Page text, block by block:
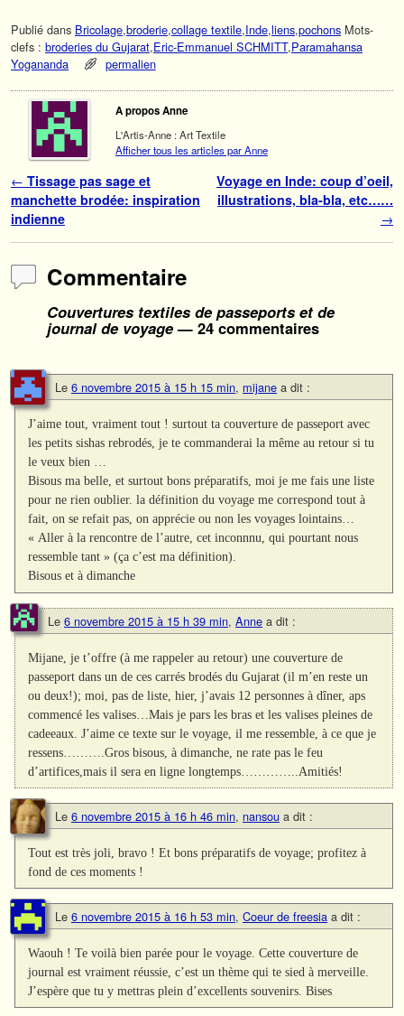
Publié dans Bricolage,broderie,collage textile,Inde,liens,pochons Mots-
clefs : broderies du Gujarat,Eric-Emmanuel SCHMITT,Paramahansa
Yogananda
permalien
A propos Anne
L'Artis-Anne : Art Textile
Afficher tous les articles par Anne
Navigation des articles
← Tissage pas sage et
manchette brodée: inspiration
indienne
Voyage en Inde: coup d’oeil,
illustrations, bla-bla, etc……
→
Commentaire
Couvertures textiles de passeports et de
journal de voyage— 24 commentaires
Le 6 novembre 2015 à 15 h 15 min, mijane a dit :
J’aime tout, vraiment tout ! surtout ta couverture de passeport avec
les petits sishas rebrodés, je te commanderai la même au retour si tu
le veux bien …
Bisous ma belle, et surtout bons préparatifs, moi je me fais une liste
pour ne rien oublier. la définition du voyage me correspond tout à
fait, on se refait pas, on apprécie ou non les voyages lointains…
« Aller à la rencontre de l’autre, cet inconnnu, qui pourtant nous
ressemble tant » (ça c’est ma définition).
Bisous et à dimanche
Le 6 novembre 2015 à 15 h 39 min, Anne a dit :
Mijane, je t’offre (à me rappeler au retour) une couverture de
passeport dans un de ces carrés brodés du Gujarat (il m’en reste un
ou deux!); moi, pas de liste, hier, j’avais 12 personnes à dîner, aps
commencé les valises…Mais je pars les bras et les valises pleines de
cadeeaux. J’aime ce texte sur le voyage, il me ressemble, à ce que je
ressens……….Gros bisous, à dimanche, ne rate pas le feu
d’artifices,mais il sera en ligne longtemps…………..Amitiés!
Le 6 novembre 2015 à 16 h 46 min, nansou a dit :
Tout est très joli, bravo ! Et bons préparatifs de voyage; profitez à
fond de ces moments !
Le 6 novembre 2015 à 16 h 53 min, Coeur de freesia a dit :
Waouh ! Te voilà bien parée pour le voyage. Cette couverture de
journal est vraiment réussie, c’est un thème qui te sied à merveille.
J’espère que tu y mettras plein d’excellents souvenirs. Bises